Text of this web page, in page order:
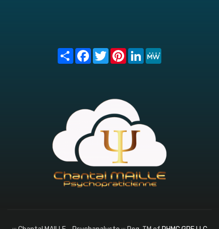
Share FacebookTwitterPinterest
LinkedIn